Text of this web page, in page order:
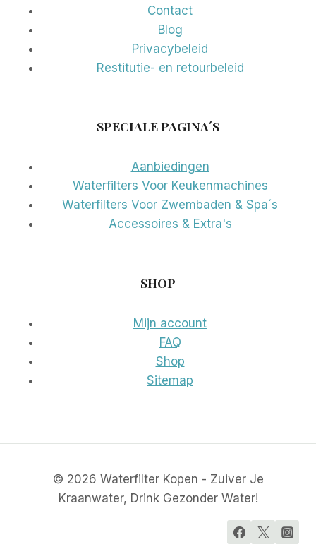
Contact
Blog
Privacybeleid
Restitutie- en retourbeleid
SPECIALE PAGINA´S
Aanbiedingen
Waterfilters Voor Keukenmachines
Waterfilters Voor Zwembaden & Spa´s
Accessoires & Extra's
SHOP
Mijn account
FAQ
Shop
Sitemap
© 2026 Waterfilter Kopen - Zuiver Je
Kraanwater, Drink Gezonder Water!